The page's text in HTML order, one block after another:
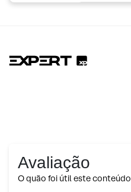
Avaliação
O quão foi útil este